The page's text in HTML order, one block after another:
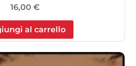
16,00 €
al carrello